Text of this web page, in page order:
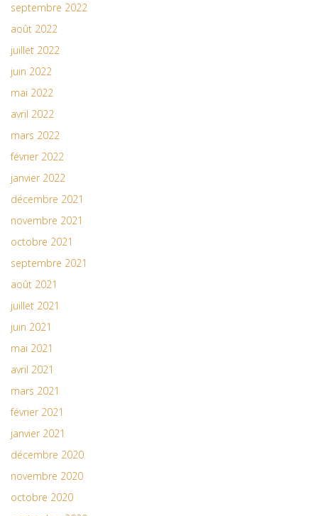
septembre 2022
août 2022
juillet 2022
juin 2022
mai 2022
avril 2022
mars 2022
février 2022
janvier 2022
décembre 2021
novembre 2021
octobre 2021
septembre 2021
août 2021
juillet 2021
juin 2021
mai 2021
avril 2021
mars 2021
février 2021
janvier 2021
décembre 2020
novembre 2020
octobre 2020